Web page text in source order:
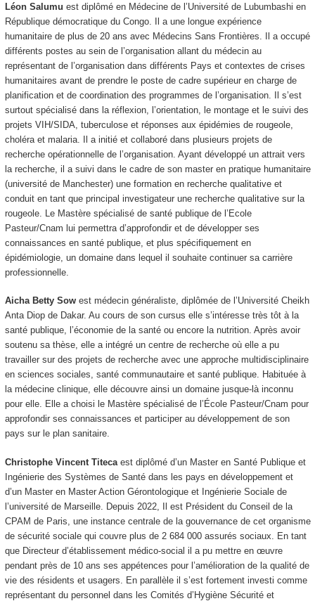
Léon Salumu est diplômé en Médecine de l’Université de Lubumbashi en
République démocratique du Congo. Il a une longue expérience
humanitaire de plus de 20 ans avec Médecins Sans Frontières. Il a occupé
différents postes au sein de l’organisation allant du médecin au
représentant de l’organisation dans différents Pays et contextes de crises
humanitaires avant de prendre le poste de cadre supérieur en charge de
planification et de coordination des programmes de l’organisation. Il s’est
surtout spécialisé dans la réflexion, l’orientation, le montage et le suivi des
projets VIH/SIDA, tuberculose et réponses aux épidémies de rougeole,
choléra et malaria. Il a initié et collaboré dans plusieurs projets de
recherche opérationnelle de l’organisation. Ayant développé un attrait vers
la recherche, il a suivi dans le cadre de son master en pratique humanitaire
(université de Manchester) une formation en recherche qualitative et
conduit en tant que principal investigateur une recherche qualitative sur la
rougeole. Le Mastère spécialisé de santé publique de l’Ecole
Pasteur/Cnam lui permettra d’approfondir et de développer ses
connaissances en santé publique, et plus spécifiquement en
épidémiologie, un domaine dans lequel il souhaite continuer sa carrière
professionnelle.
Aicha Betty Sow est médecin généraliste, diplômée de l’Université Cheikh
Anta Diop de Dakar. Au cours de son cursus elle s’intéresse très tôt à la
santé publique, l’économie de la santé ou encore la nutrition. Après avoir
soutenu sa thèse, elle a intégré un centre de recherche où elle a pu
travailler sur des projets de recherche avec une approche multidisciplinaire
en sciences sociales, santé communautaire et santé publique. Habituée à
la médecine clinique, elle découvre ainsi un domaine jusque-là inconnu
pour elle. Elle a choisi le Mastère spécialisé de l’École Pasteur/Cnam pour
approfondir ses connaissances et participer au développement de son
pays sur le plan sanitaire.
Christophe Vincent Titecaest diplômé d’un Master en Santé Publique et
Ingénierie des Systèmes de Santé dans les pays en développement et
d’un Master en Master Action Gérontologique et Ingénierie Sociale de
l’université de Marseille. Depuis 2022, Il est Président du Conseil de la
CPAM de Paris, une instance centrale de la gouvernance de cet organisme
de sécurité sociale qui couvre plus de 2 684 000 assurés sociaux. En tant
que Directeur d’établissement médico-social il a pu mettre en œuvre
pendant près de 10 ans ses appétences pour l’amélioration de la qualité de
vie des résidents et usagers. En parallèle il s’est fortement investi comme
représentant du personnel dans les Comités d’Hygiène Sécurité et